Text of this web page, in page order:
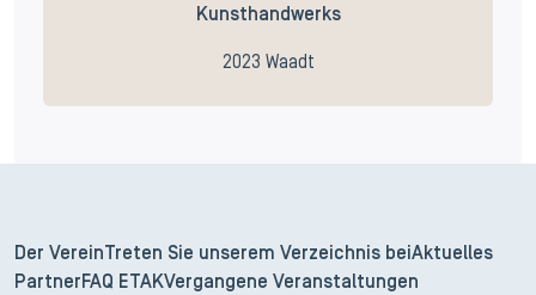
Kunsthandwerks
2023 Waadt
Der Verein Treten Sie unserem Verzeichnis beiAktuelles
Partner FAQ ETAKVergangene Veranstaltungen